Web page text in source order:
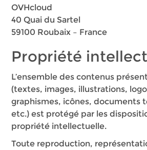
OVHcloud
40 Quai du Sartel
59100 Roubaix – France
Propriété
L’ensemble des contenus
(textes, images, illustrations,
graphismes, icônes, documents
etc.) est protégé par les
propriété intellectuelle.
Toute reproduction,